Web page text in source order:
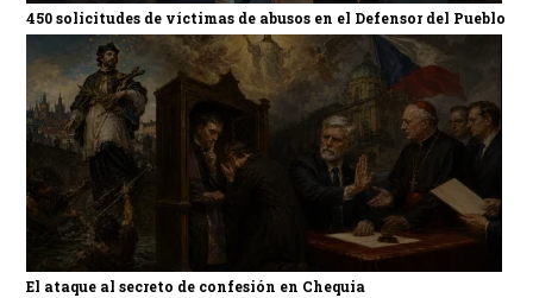
450 solicitudes de víctimas de abusos en el Defensor del Pueblo
El ataque al secreto de confesión en Chequia